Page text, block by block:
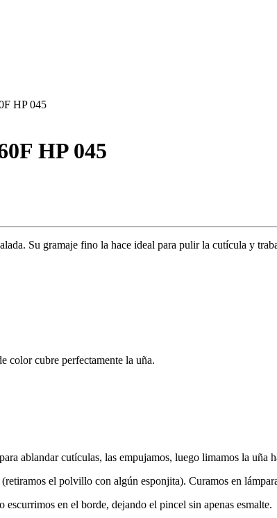
HP 045
HP 045
Su gramaje fino la hace ideal para pulir la cutícula y
color cubre perfectamente la uña.
ablandar cutículas, las empujamos, luego limamos la uña
el polvillo con algún esponjita). Curamos en
en el borde, dejando el pincel sin apenas esmalte.